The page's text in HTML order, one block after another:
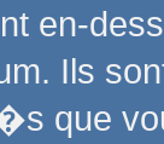
en-
Ils
que